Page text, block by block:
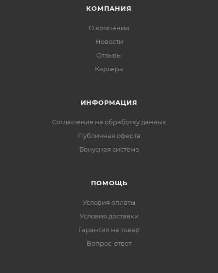
КОМПАНИЯ
О компании
Новости
Отзывы
Карьера
ИНФОРМАЦИЯ
Соглашение на обработку данных
Публичная оферта
Бонусная система
ПОМОЩЬ
Условия оплаты
Условия доставки
Гарантия на товар
Вопрос-ответ